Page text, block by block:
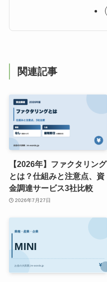
関連記事
【2026年】ファクタリング
とは？仕組みと注意点、資
金調達サービス3社比較
2026年7月27日